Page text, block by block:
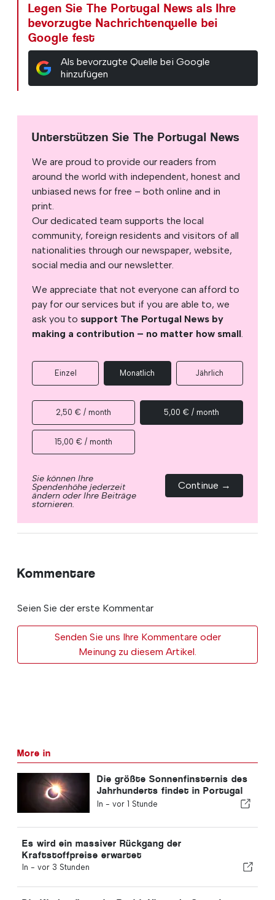
Legen Sie The Portugal News als Ihre
bevorzugte Nachrichtenquelle bei
Google fest
Als bevorzugte Quelle bei Google
hinzufügen
Unterstützen Sie The Portugal News
We are proud to provide our readers from
around the world with independent, honest and
unbiased news for free – both online and in
print.
Our dedicated team supports the local
community, foreign residents and visitors of all
nationalities through our newspaper, website,
social media and our newsletter.
We appreciate that not everyone can afford to
pay for our services but if you are able to, we
ask you to support The Portugal News by
making a contribution – no matter how small.
Einzel Monatlich Jährlich
2,50 € / month 5,00 € / month
15,00 € / month
Sie können Ihre
Spendenhöhe jederzeit
ändern oder Ihre Beiträge
stornieren.
Continue →
Kommentare
Seien Sie der erste Kommentar
Senden Sie uns Ihre Kommentare oder
Meinung zu diesem Artikel.
More in
Die größte Sonnenfinsternis des
Jahrhunderts findet in Portugal
statt
In - vor 1 Stunde
Es wird ein massiver Rückgang der
Kraftstoffpreise erwartet
In - vor 3 Stunden